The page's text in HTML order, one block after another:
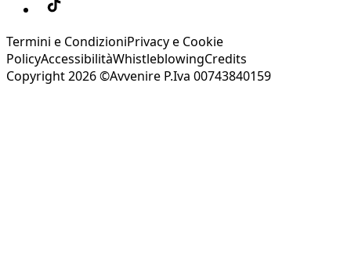
Termini e CondizioniPrivacy e Cookie
PolicyAccessibilitàWhistleblowingCredits
Copyright 2026 ©Avvenire P.Iva 00743840159